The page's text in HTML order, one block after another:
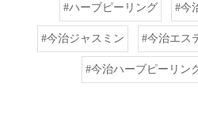
#ハーブピーリング #今
#今治ジャスミン #今治エス
#今治ハーブピーリン